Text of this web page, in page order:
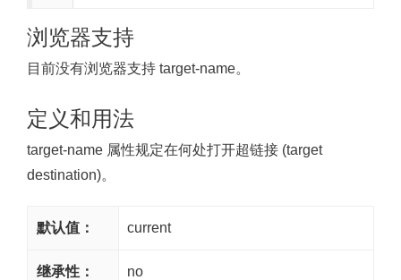
浏览器支持
目前没有浏览器支持 target-name。
定义和用法
target-name 属性规定在何处打开超链接 (target
destination)。
默认值： current
继承性： no